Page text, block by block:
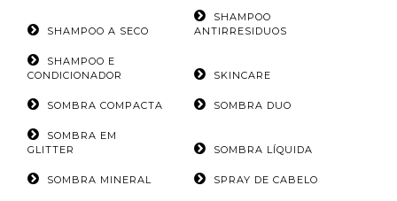
SHAMPOO A SECO
SHAMPOO
ANTIRRESIDUOS
SHAMPOO E
CONDICIONADOR
SKINCARE
SOMBRA COMPACTA SOMBRA DUO
SOMBRA EM
GLITTER
SOMBRA LÍQUIDA
SOMBRA MINERAL SPRAY DE CABELO